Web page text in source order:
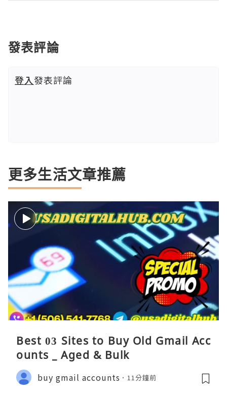
發表評論
登入發表評論
更多生活文章推薦
Best 03 Sites to Buy Old Gmail Acc
ounts _ Aged & Bulk
buy gmail accounts 11分鐘前